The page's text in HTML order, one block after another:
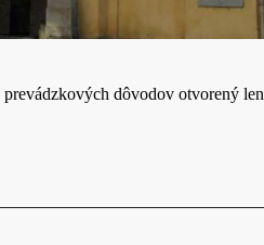
dôvodov otvorený len